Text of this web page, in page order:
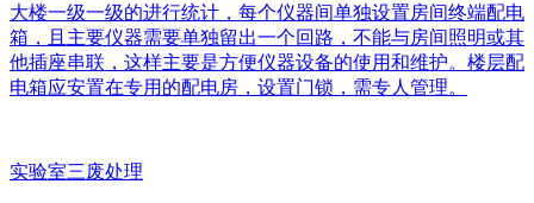
大楼一级一级的进行统计，每个仪器间单独设置房间终端配电
箱，且主要仪器需要单独留出一个回路，不能与房间照明或其
他插座串联，这样主要是方便仪器设备的使用和维护。楼层配
电箱应安置在专用的配电房，设置门锁，需专人管理。
实验室三废处理